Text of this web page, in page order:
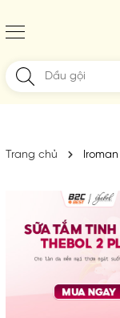
Trang chủ Iroman